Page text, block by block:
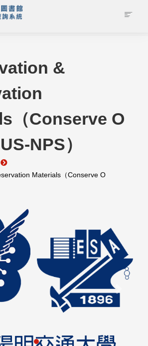
&
（Conserve O
NPS）
Materials（Conserve O
Next